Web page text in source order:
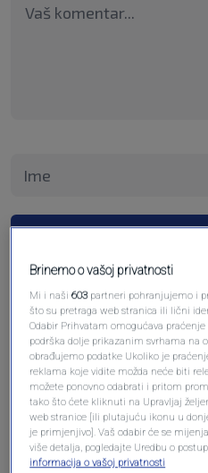
Pošalji
Brinemo o vašoj privatnosti
Mi i naši603 partneri pohranjujemo i
što su pretraga web stranica ili lični
Odabir Prihvatam omogućava
podrška dolje prikazanim svrhama na
obrađujemo podatke Ukoliko je
reklama koje vidite možda neće biti
možete ponovno odabrati i pritom
tako što ćete kliknuti na Upravljaj
web stranice [ili plutajuću ikonu u
je primjenjivo]. Vaš odabir će se
više detalja, pogledajte Uredbu o
informacija o vašoj privatnosti